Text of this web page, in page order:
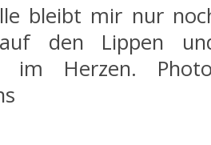
bleibt mir nur
den Lippen
im Herzen.